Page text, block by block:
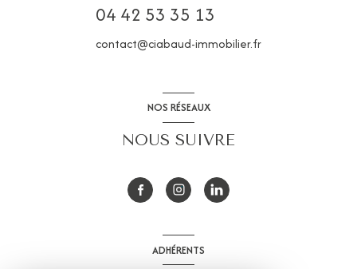
04 42 53 35 13
contact@ciabaud-immobilier.fr
NOS RÉSEAUX
NOUS SUIVRE
ADHÉRENTS